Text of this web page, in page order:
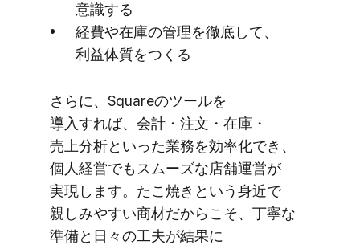
意識する
経費や​在庫の​管理を​徹底して、​
利益体質を​つくる
さらに、​Squareの​ツールを​
導入すれば、​会計・注文・在庫・
売上分析と​いった​業務を​効率化でき、​
個人経営でも​スムーズな​店舗運営が​
実現します。​たこ焼きと​いう​身近で​
親しみやすい​商材だから​こそ、​丁寧な​
準備と​日々の​工夫が​結果に​